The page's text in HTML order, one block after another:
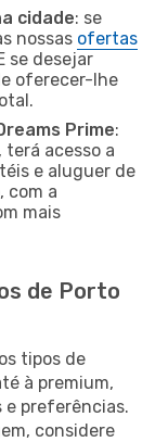
cidade: se
nossas ofertas
se desejar
oferecer-lhe
Prime:
terá acesso a
e aluguer de
com a
mais
de Porto
tipos de
à premium,
preferências.
considere